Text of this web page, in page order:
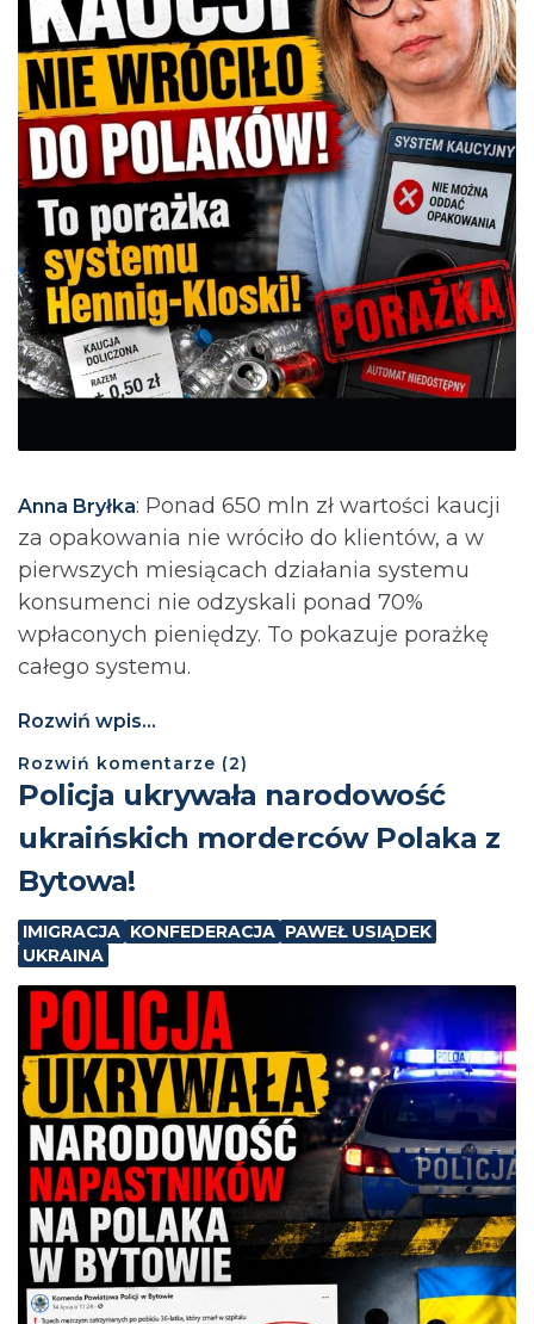
Anna Bryłka: Ponad 650 mln zł wartości kaucji
za opakowania nie wróciło do klientów, a w
pierwszych miesiącach działania systemu
konsumenci nie odzyskali ponad 70%
wpłaconych pieniędzy. To pokazuje porażkę
całego systemu.
Rozwiń wpis...
Rozwiń komentarze (2)
Policja ukrywała narodowość
ukraińskich morderców Polaka z
Bytowa!
IMIGRACJA KONFEDERACJA PAWEŁ USIĄDEK
UKRAINA